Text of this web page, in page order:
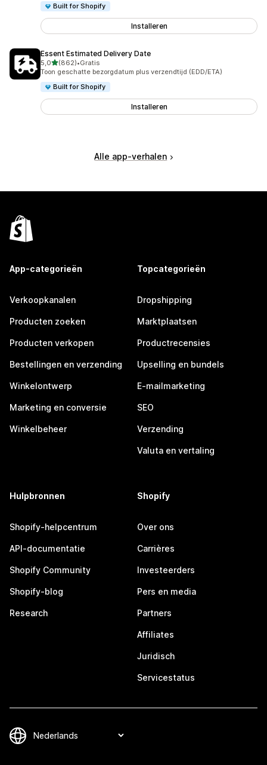
Built for Shopify
Installeren
Essent Estimated Delivery Date
5,0van 5 sterren
(862)
862 recensies in totaal
•Gratis
Toon geschatte bezorgdatum plus verzendtijd (EDD/ETA)
Built for Shopify
Installeren
Alle app-verhalen
App-categorieën
Verkoopkanalen
Producten zoeken
Producten verkopen
Bestellingen en verzending
Winkelontwerp
Marketing en conversie
Winkelbeheer
Topcategorieën
Dropshipping
Marktplaatsen
Productrecensies
Upselling en bundels
E-mailmarketing
SEO
Verzending
Valuta en vertaling
Hulpbronnen
Shopify-helpcentrum
API-documentatie
Shopify Community
Shopify-blog
Research
Shopify
Over ons
Carrières
Investeerders
Pers en media
Partners
Affiliates
Juridisch
Servicestatus